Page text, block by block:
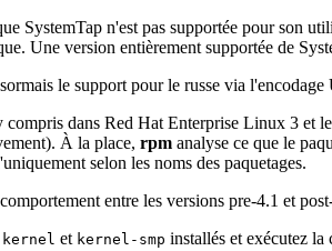
SystemTap n'est pas supportée pour son
Une version entièrement supportée de
le support pour le russe via l'encodage
dans Red Hat Enterprise Linux 3 et
À la place, rpm analyse ce que le
selon les noms des paquetages.
entre les versions pre-4.1 et
kernel et kernel-smp installés et exécutez la